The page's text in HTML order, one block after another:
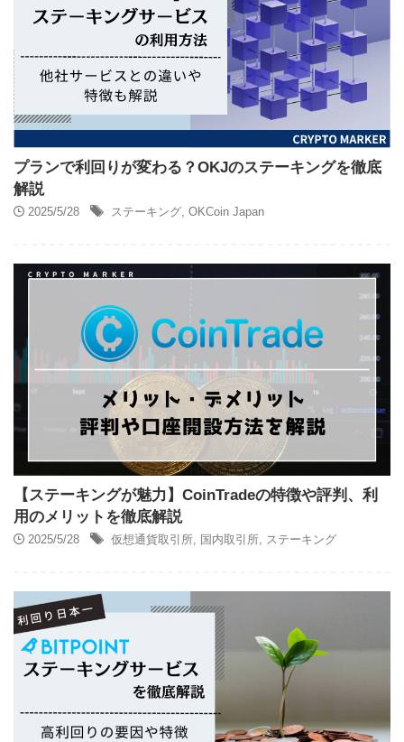
プランで利回りが変わる？OKJのステーキングを徹底
解説
2025/5/28 ステーキング, OKCoin Japan
【ステーキングが魅力】CoinTradeの特徴や評判、利
用のメリットを徹底解説
2025/5/28 仮想通貨取引所, 国内取引所, ステーキング